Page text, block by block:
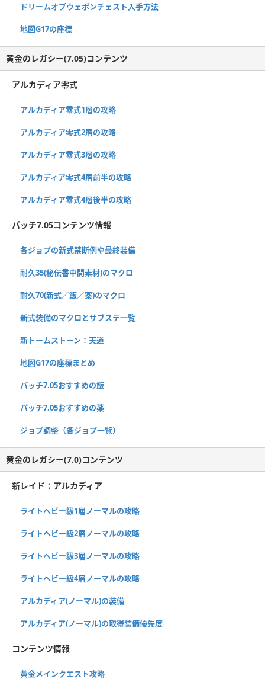
ドリームオブウェポンチェスト入手方法
地図G17の座標
黄金のレガシー(7.05)コンテンツ
アルカディア零式
アルカディア零式1層の攻略
アルカディア零式2層の攻略
アルカディア零式3層の攻略
アルカディア零式4層前半の攻略
アルカディア零式4層後半の攻略
パッチ7.05コンテンツ情報
各ジョブの新式禁断例や最終装備
耐久35(秘伝書中間素材)のマクロ
耐久70(新式／飯／薬)のマクロ
新式装備のマクロとサブステ一覧
新トームストーン：天道
地図G17の座標まとめ
パッチ7.05おすすめの飯
パッチ7.05おすすめの薬
ジョブ調整（各ジョブ一覧）
黄金のレガシー(7.0)コンテンツ
新レイド：アルカディア
ライトヘビー級1層ノーマルの攻略
ライトヘビー級2層ノーマルの攻略
ライトヘビー級3層ノーマルの攻略
ライトヘビー級4層ノーマルの攻略
アルカディア(ノーマル)の装備
アルカディア(ノーマル)の取得装備優先度
コンテンツ情報
黄金メインクエスト攻略